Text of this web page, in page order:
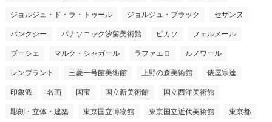
ジョルジュ・ド・ラ・トゥール ジョルジュ・ブラック セザンヌ
バンクシー パナソニック汐留美術館 ピカソ フェルメール
ブーシェ マルク・シャガール ラファエロ ルノワール
レンブラント 三菱一号館美術館 上野の森美術館 俵屋宗達
印象派 名画 国宝 国立新美術館 国立西洋美術館
彫刻・立体・建築 東京国立博物館 東京国立近代美術館 東京都